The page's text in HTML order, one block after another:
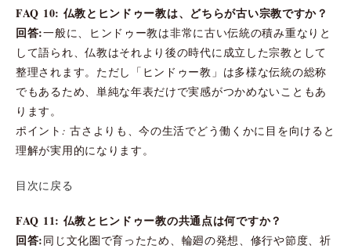
FAQ 10: 仏教とヒンドゥー教は、どちらが古い宗教ですか？
回答:一般に、ヒンドゥー教は非常に古い伝統の積み重なりと
して語られ、仏教はそれより後の時代に成立した宗教として
整理されます。ただし「ヒンドゥー教」は多様な伝統の総称
でもあるため、単純な年表だけで実感がつかめないこともあ
ります。
ポイント: 古さよりも、今の生活でどう働くかに目を向けると
理解が実用的になります。
目次に戻る
FAQ 11: 仏教とヒンドゥー教の共通点は何ですか？
回答:同じ文化圏で育ったため、輪廻の発想、修行や節度、祈